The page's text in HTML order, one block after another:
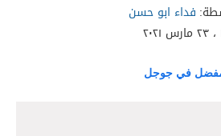
فداء ابو حسن
في جوجل